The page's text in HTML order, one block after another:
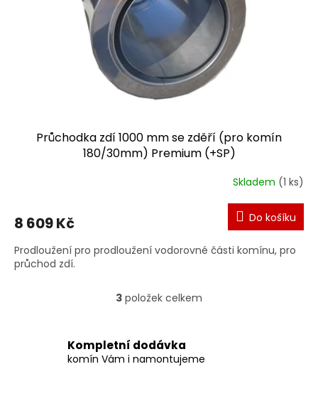
Průchodka zdí 1000 mm se zděří (pro komín
180/30mm) Premium (+SP)
Skladem (1 ks)
8 609 Kč Do košíku
Prodloužení pro prodloužení vodorovné části komínu, pro
průchod zdí.
O
á
d
3 položek celkem
Kompletní dodávka
komín Vám i namontujeme